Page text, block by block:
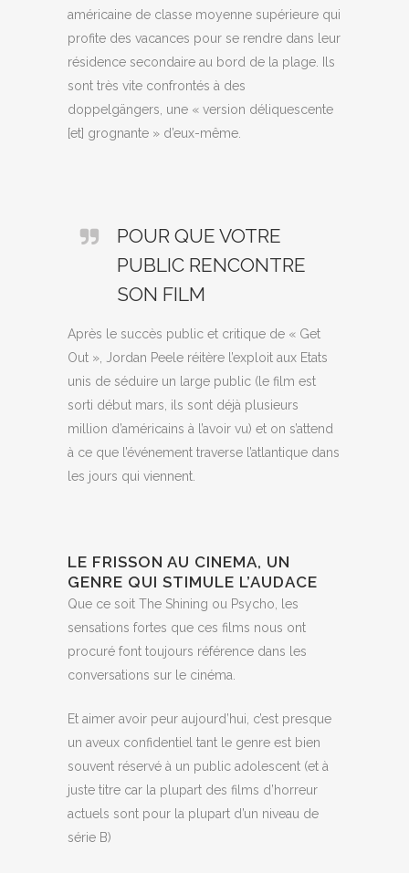
américaine de classe moyenne supérieure qui
profite des vacances pour se rendre dans leur
résidence secondaire au bord de la plage. Ils
sont très vite confrontés à des
doppelgängers, une « version déliquescente
[et] grognante » d’eux-même.
POUR QUE VOTRE
PUBLIC RENCONTRE
SON FILM
Après le succès public et critique de « Get
Out », Jordan Peele réitère l’exploit aux Etats
unis de séduire un large public (le film est
sorti début mars, ils sont déjà plusieurs
million d’américains à l’avoir vu) et on s’attend
à ce que l’événement traverse l’atlantique dans
les jours qui viennent.
LE FRISSON AU CINEMA, UN
GENRE QUI STIMULE L’AUDACE
Que ce soit The Shining ou Psycho, les
sensations fortes que ces films nous ont
procuré font toujours référence dans les
conversations sur le cinéma.
Et aimer avoir peur aujourd’hui, c’est presque
un aveux confidentiel tant le genre est bien
souvent réservé à un public adolescent (et à
juste titre car la plupart des films d’horreur
actuels sont pour la plupart d’un niveau de
série B)